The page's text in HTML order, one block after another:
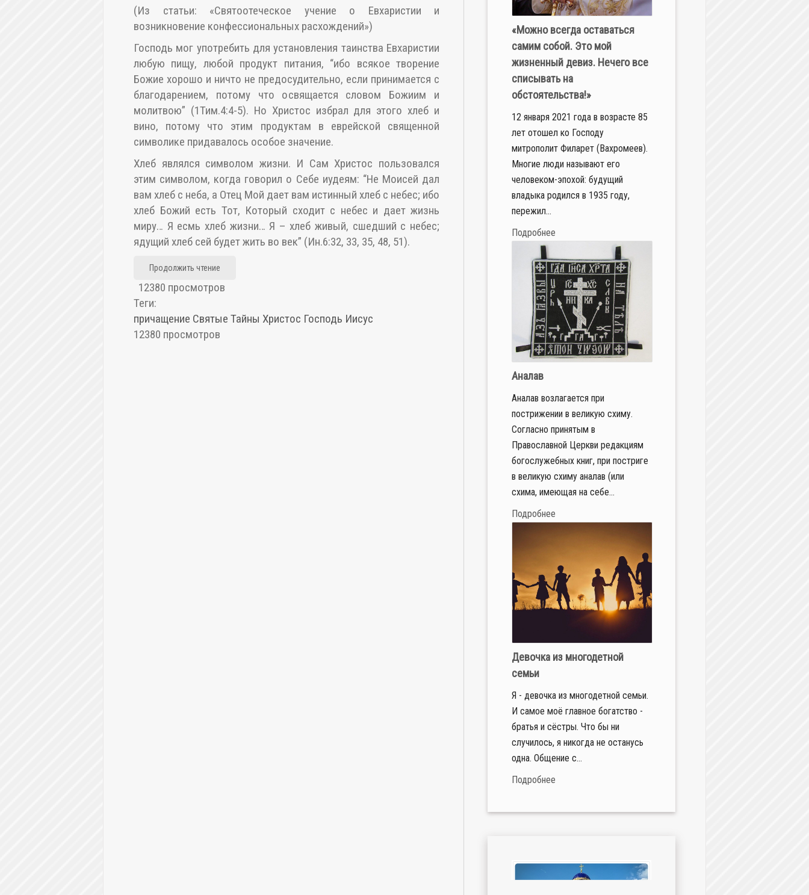
(Из статьи: «Святоотеческое учение о Евхаристии и
возникновение конфессиональных расхождений»)
Господь мог употребить для установления таинства Евхаристии
любую пищу, любой продукт питания, “ибо всякое творение
Божие хорошо и ничто не предосудительно, если принимается с
благодарением, потому что освящается словом Божиим и
молитвою” (1Тим.4:4-5). Но Христос избрал для этого хлеб и
вино, потому что этим продуктам в еврейской священной
символике придавалось особое значение.
Хлеб являлся символом жизни. И Сам Христос пользовался
этим символом, когда говорил о Себе иудеям: “Не Моисей дал
вам хлеб с неба, а Отец Мой дает вам истинный хлеб с небес; ибо
хлеб Божий есть Тот, Который сходит с небес и дает жизнь
миру… Я есмь хлеб жизни… Я – хлеб живый, сшедший с небес;
ядущий хлеб сей будет жить во век” (Ин.6:32, 33, 35, 48, 51).
Продолжить чтение
12380 просмотров
Теги:
причащение Святые Тайны Христос Господь Иисус
12380 просмотров
«Можно всегда оставаться
самим собой. Это мой
жизненный девиз. Нечего все
списывать на
обстоятельства!»
12 января 2021 года в возрасте 85
лет отошел ко Господу
митрополит Филарет (Вахромеев).
Многие люди называют его
человеком-эпохой: будущий
владыка родился в 1935 году,
пережил...
Подробнее
Аналав
Аналав возлагается при
пострижении в великую схиму.
Согласно принятым в
Православной Церкви редакциям
богослужебных книг, при постриге
в великую схиму аналав (или
схима, имеющая на себе...
Подробнее
Девочка из многодетной
семьи
Я - девочка из многодетной семьи.
И самое моё главное богатство -
братья и сёстры. Что бы ни
случилось, я никогда не останусь
одна. Общение с...
Подробнее